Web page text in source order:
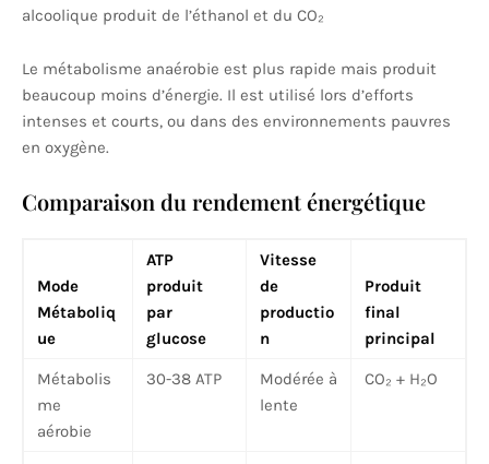
alcoolique produit de l’éthanol et du CO₂
Le métabolisme anaérobie est plus rapide mais produit
beaucoup moins d’énergie. Il est utilisé lors d’efforts
intenses et courts, ou dans des environnements pauvres
en oxygène.
Comparaison du rendement énergétique
Mode
Métaboliq
ue
ATP
produit
par
glucose
Vitesse
de
productio
n
Produit
final
principal
Métabolis
me
aérobie
30-38 ATP
Modérée à
lente
CO₂ + H₂O